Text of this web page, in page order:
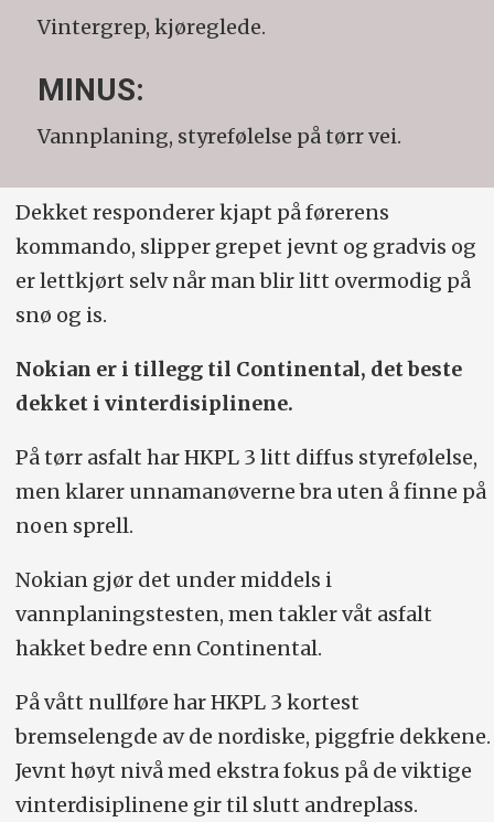
Vintergrep, kjøreglede.
MINUS:
Vannplaning, styrefølelse på tørr vei.
Dekket responderer kjapt på førerens
kommando, slipper grepet jevnt og gradvis og
er lettkjørt selv når man blir litt overmodig på
snø og is.
Nokian er i tillegg til Continental, det beste
dekket i vinterdisiplinene.
På tørr asfalt har HKPL 3 litt diffus styrefølelse,
men klarer unnamanøverne bra uten å finne på
noen sprell.
Nokian gjør det under middels i
vannplaningstesten, men takler våt asfalt
hakket bedre enn Continental.
På vått nullføre har HKPL 3 kortest
bremselengde av de nordiske, piggfrie dekkene.
Jevnt høyt nivå med ekstra fokus på de viktige
vinterdisiplinene gir til slutt andreplass.